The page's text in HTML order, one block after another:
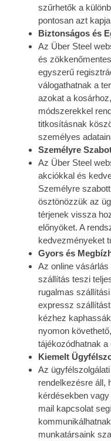
szűrhetők a
pontosan azt
Biztonságos és
Az Über Steel
és
egyszerű
válogathatnak a
azokat a
módszerekkel
titkosításnak
személyes
Személyre
Az Über Steel
akciókkal és
Személyre
ösztönözzük az
térjenek vissza
előnyöket. A
kedvezményeket
Gyors és
Az online
szállítás teszi
rugalmas
expressz
kézhez
nyomon
tájékozódhatnak
Kiemelt
Az
rendelkezésre áll,
kérdésekben
mail kapcsolat
munkatársaink